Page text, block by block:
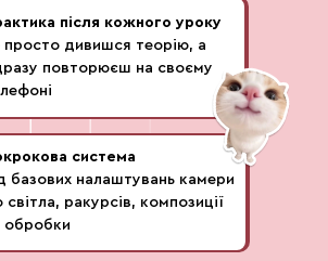
класне світло й одяг
себе самостійно на штатив
штатив і виставити його для
і відстань для різних планів
телефон, щоб фігура
виграшно
після кожного уроку
просто дивишся теорію, а
повторюєш на своєму
система
базових налаштувань камери
світла, ракурсів, композиції
обробки